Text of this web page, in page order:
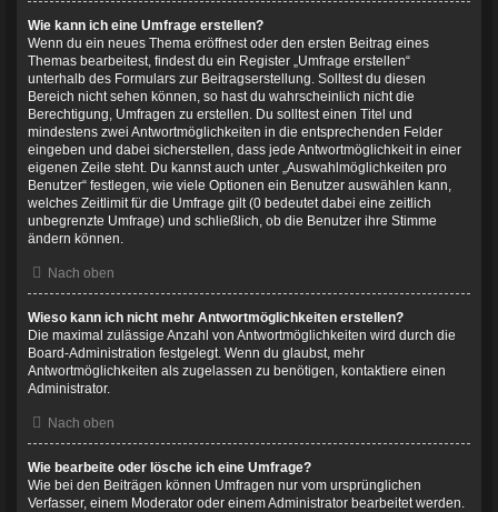
Wie kann ich eine Umfrage erstellen?
Wenn du ein neues Thema eröffnest oder den ersten Beitrag eines
Themas bearbeitest, findest du ein Register „Umfrage erstellen“
unterhalb des Formulars zur Beitragserstellung. Solltest du diesen
Bereich nicht sehen können, so hast du wahrscheinlich nicht die
Berechtigung, Umfragen zu erstellen. Du solltest einen Titel und
mindestens zwei Antwortmöglichkeiten in die entsprechenden Felder
eingeben und dabei sicherstellen, dass jede Antwortmöglichkeit in einer
eigenen Zeile steht. Du kannst auch unter „Auswahlmöglichkeiten pro
Benutzer“ festlegen, wie viele Optionen ein Benutzer auswählen kann,
welches Zeitlimit für die Umfrage gilt (0 bedeutet dabei eine zeitlich
unbegrenzte Umfrage) und schließlich, ob die Benutzer ihre Stimme
ändern können.
Nach oben
Wieso kann ich nicht mehr Antwortmöglichkeiten erstellen?
Die maximal zulässige Anzahl von Antwortmöglichkeiten wird durch die
Board-Administration festgelegt. Wenn du glaubst, mehr
Antwortmöglichkeiten als zugelassen zu benötigen, kontaktiere einen
Administrator.
Nach oben
Wie bearbeite oder lösche ich eine Umfrage?
Wie bei den Beiträgen können Umfragen nur vom ursprünglichen
Verfasser, einem Moderator oder einem Administrator bearbeitet werden.